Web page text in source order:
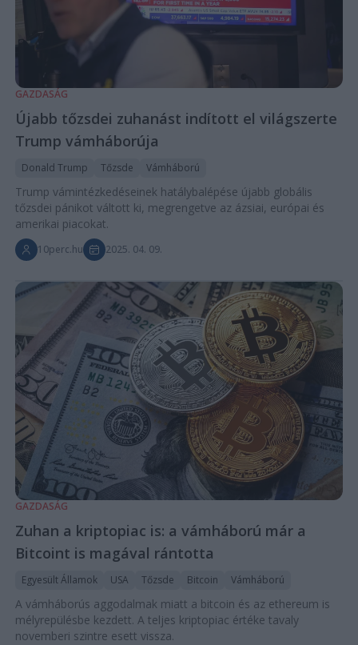
GAZDASÁG
Újabb tőzsdei zuhanást indított el világszerte
Trump vámháborúja
Donald Trump Tőzsde Vámháború
Trump vámintézkedéseinek hatálybalépése újabb globális
tőzsdei pánikot váltott ki, megrengetve az ázsiai, európai és
amerikai piacokat.
10perc.hu 2025. 04. 09.
GAZDASÁG
Zuhan a kriptopiac is: a vámháború már a
Bitcoint is magával rántotta
Egyesült Államok USA Tőzsde Bitcoin Vámháború
A vámháborús aggodalmak miatt a bitcoin és az ethereum is
mélyrepülésbe kezdett. A teljes kriptopiac értéke tavaly
novemberi szintre esett vissza.